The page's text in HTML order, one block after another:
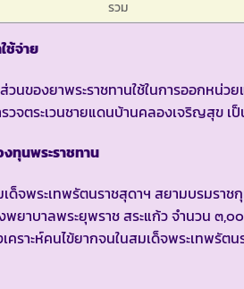
รวม
ช้จ่าย
วนของยาพระราชทานใช้ในการออกหน่ว
วจตระเวนชายแดนบ้านคลองเจริญสุข
ทุนพระราชทาน
ด็จพระเทพรัตนราชสุดาฯ สยามบรมราช
พยาบาลพระยุพราช สระแก้ว จำนวน ๓,
คราะห์คนไข้ยากจนในสมเด็จพระเทพรัต